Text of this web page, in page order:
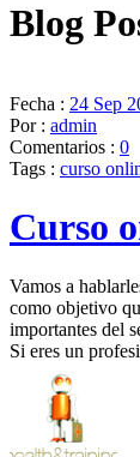
Blog
Fecha : 24 Sep
Por : admin
Comentarios : 0
Tags : curso
Curso
Vamos a
como objetivo
importantes del
Si eres un